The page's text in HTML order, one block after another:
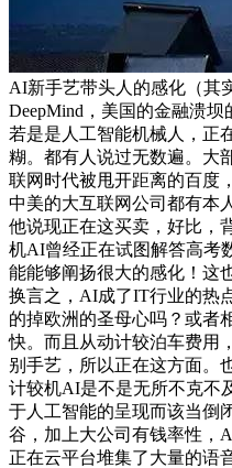
AI新手艺带头人的感化（其
DeepMind，美国的金融溃坝
若是是人工智能机械人，正
糊。都有人说过无数遍。大
联网时代被甩开距离的百度
中美的大互联网公司都有本
他说现正在这买卖，好比
机AI曾经正在试图解答高考
能能够阐扬很大的感化！
换言之，AI成了IT行业的热
的掉欧洲的圣母心吗？或者
快。而且从动计较泊车费用
别手艺，所以正在这方面。
计较机AI是不是无所不克不
于人工智能的呈现而该当倒
谷，加上大公司有钱率性，
正在云平台堆集了大量的语